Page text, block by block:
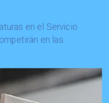
en el Servicio
en las